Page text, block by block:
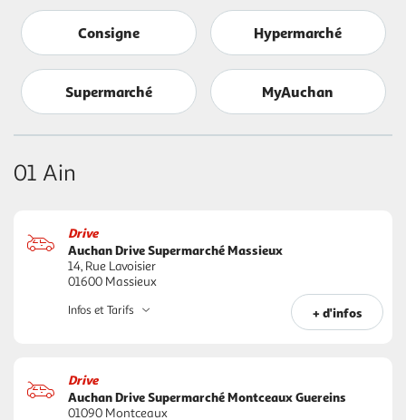
Consigne Hypermarché
Supermarché MyAuchan
01 Ain
Drive
Auchan Drive Supermarché Massieux
14, Rue Lavoisier
01600 Massieux
+ d'infos
Infos et Tarifs
Drive
Auchan Drive Supermarché Montceaux Guereins
01090 Montceaux